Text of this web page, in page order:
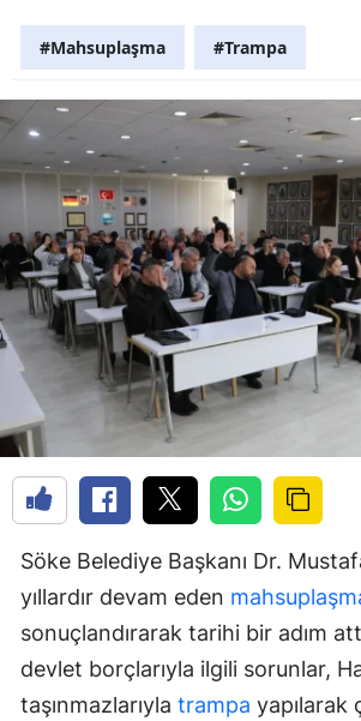
#Mahsuplaşma #Trampa
Söke Belediye Başkanı Dr.
yıllardır devam eden
sonuçlandırarak tarihi bir adım
devlet borçlarıyla ilgili sorunlar,
taşınmazlarıyla trampa yapılarak